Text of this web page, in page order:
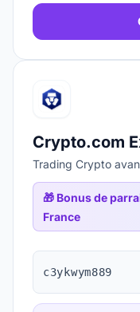
Crypto.com
Trading Crypto
🎁 Bonus de
France
c3ykwym889